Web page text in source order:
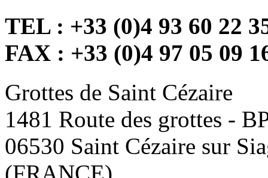
TEL : +33 (0)4 93 60 22
FAX : +33 (0)4 97 05 09
Grottes de Saint Cézaire
1481 Route des grottes -
06530 Saint Cézaire sur